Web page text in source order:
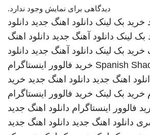
دیدگاهی برای نمایش وجود ندارد.
خرید بک لینک دانلود اهنگ جدید دانلود
بک لینک دانلود آهنگ جدید دانلود اهنگ
خرید بک لینک دانلود آهنگ جدید دانلود
Spanish خرید فالوور اینستاگرام
اهنگ جدید دانلود اهنگ جدید خرید
خرید بک لینک خرید فالوور اینستاگرام
فالوور اینستاگرام دانلود اهنگ جدید
دانلود اهنگ جدید دانلود اهنگ جدید